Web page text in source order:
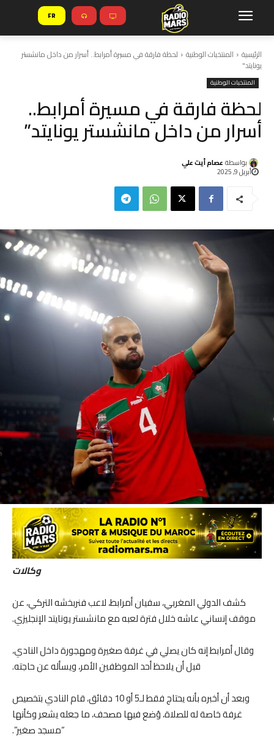
FR
الرئيسية المنتخبات الوطنية لحظة فارقة في مسيرة أمرابط.. أسرار من داخل مانشستر
يونايتد"
المنتخبات الوطنية
لحظة فارقة في مسيرة أمرابط..
أسرار من داخل مانشستر يونايتد”
بواسطة عصام أيت علي
أبريل 9, 2025
وكالات
كشف الدولي المغربي، سفيان أمرابط، لاعب فنربخشه التركي، عن
موقف إنساني عاشه خلال فترة لعبه مع مانشستر يونايتد الإنجليزي.
وقال أمرابط إنه كان يصلي في غرفة صغيرة ومهجورة داخل النادي،
قبل أن يلاحظ أحد الموظفين الأمر، ويسأله عن حاجته.
وبعد أن أخبره بأنه يحتاج فقط لـ5 أو 10 دقائق، قام النادي بتخصيص
غرفة خاصة له للصلاة، وُضع فيها مصحف، ما جعله يشعر وكأنها
“مسجد صغير”.